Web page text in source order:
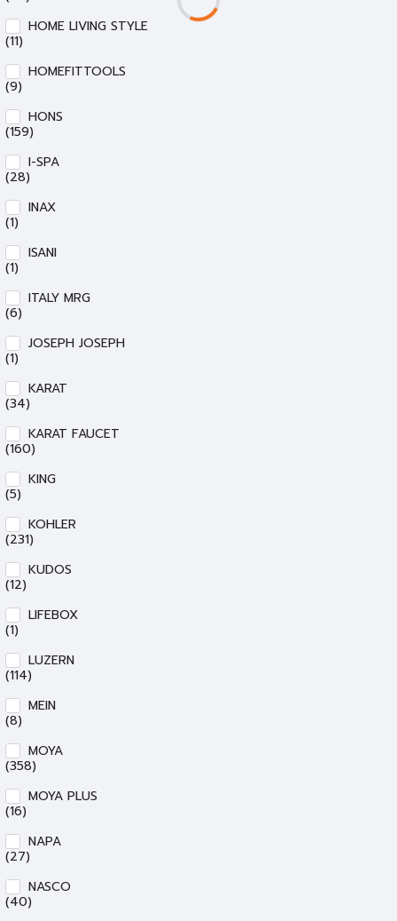
HOME LIVING STYLE
(11)
HOMEFITTOOLS
(9)
HONS
(159)
I-SPA
(28)
INAX
(1)
ISANI
(1)
ITALY MRG
(6)
JOSEPH JOSEPH
(1)
KARAT
(34)
KARAT FAUCET
(160)
KING
(5)
KOHLER
(231)
KUDOS
(12)
LIFEBOX
(1)
LUZERN
(114)
MEIN
(8)
MOYA
(358)
MOYA PLUS
(16)
NAPA
(27)
NASCO
(40)